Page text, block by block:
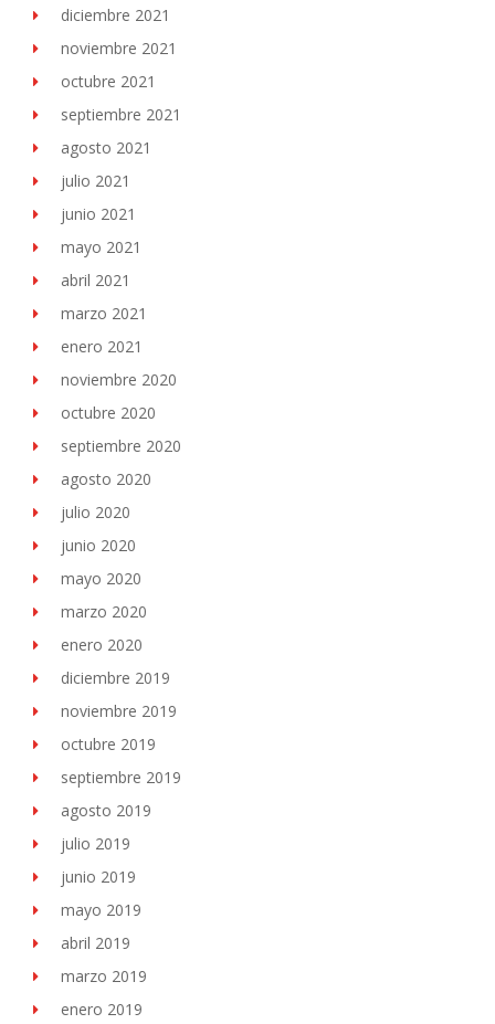
diciembre 2021
noviembre 2021
octubre 2021
septiembre 2021
agosto 2021
julio 2021
junio 2021
mayo 2021
abril 2021
marzo 2021
enero 2021
noviembre 2020
octubre 2020
septiembre 2020
agosto 2020
julio 2020
junio 2020
mayo 2020
marzo 2020
enero 2020
diciembre 2019
noviembre 2019
octubre 2019
septiembre 2019
agosto 2019
julio 2019
junio 2019
mayo 2019
abril 2019
marzo 2019
enero 2019